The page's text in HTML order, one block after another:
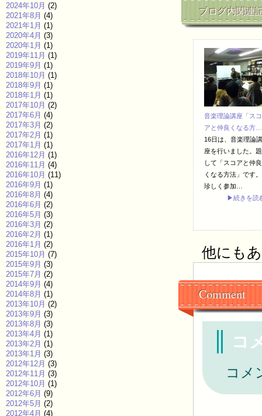
ブログ内関連
音楽理論講座「スコ
アと仲良くなる方…
16日は、音楽理論講
座を行いました。題
して「スコアと仲良
くなる方法」です。
珍しく参加…
▶続きを読
他にも
Comment
コ
コメ
2024年10月 (2)
2021年8月 (4)
2021年1月 (1)
2020年4月 (3)
2020年1月 (1)
2019年11月 (1)
2019年9月 (1)
2018年10月 (1)
2018年9月 (1)
2018年1月 (1)
2017年10月 (2)
2017年6月 (4)
2017年3月 (2)
2017年2月 (1)
2017年1月 (1)
2016年12月 (1)
2016年11月 (4)
2016年10月 (11)
2016年9月 (1)
2016年8月 (4)
2016年6月 (2)
2016年5月 (3)
2016年3月 (2)
2016年2月 (1)
2016年1月 (2)
2015年10月 (7)
2015年9月 (3)
2015年7月 (2)
2014年9月 (4)
2014年8月 (1)
2013年10月 (2)
2013年9月 (3)
2013年8月 (3)
2013年4月 (1)
2013年2月 (1)
2013年1月 (3)
2012年12月 (3)
2012年11月 (3)
2012年10月 (1)
2012年6月 (9)
2012年5月 (2)
2012年4月 (4)